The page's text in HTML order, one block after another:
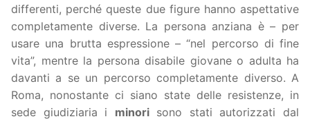
differenti, perché queste due figure hanno aspettative
completamente diverse. La persona anziana è – per
usare una brutta espressione – “nel percorso di fine
vita”, mentre la persona disabile giovane o adulta ha
davanti a se un percorso completamente diverso. A
Roma, nonostante ci siano state delle resistenze, in
sede giudiziaria i minori sono stati autorizzati dal